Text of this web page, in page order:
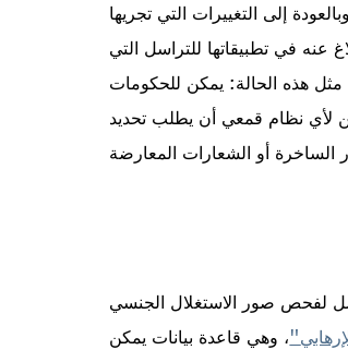
إلى التغييرات التي تجريها
عنه في تطبيقاتها للتراسل التي
هذه الحالة: يمكن للحكومات
لأي نظام قمعي أن يطلب تحديد
لفحص صور الاستغلال الجنسي
"، وهي قاعدة بيانات يمكن